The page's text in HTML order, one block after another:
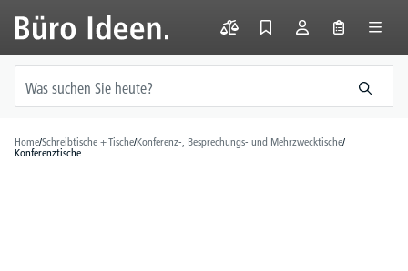
springen
Home/Schreibtische + Tische/Konferenz-, Besprechungs- und Mehrzwecktische/
Konferenztische